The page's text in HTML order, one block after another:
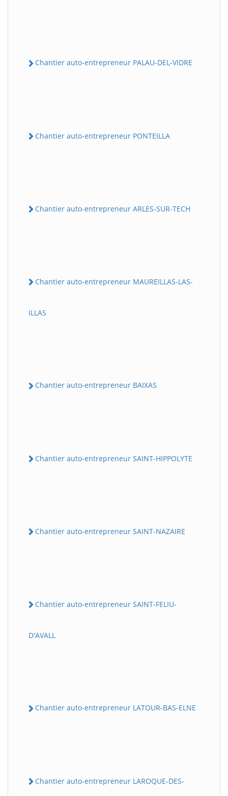
Chantier auto-entrepreneur PALAU-DEL-VIDRE
Chantier auto-entrepreneur PONTEILLA
Chantier auto-entrepreneur ARLES-SUR-TECH
Chantier auto-entrepreneur MAUREILLAS-LAS-
ILLAS
Chantier auto-entrepreneur BAIXAS
Chantier auto-entrepreneur SAINT-HIPPOLYTE
Chantier auto-entrepreneur SAINT-NAZAIRE
Chantier auto-entrepreneur SAINT-FELIU-
D'AVALL
Chantier auto-entrepreneur LATOUR-BAS-ELNE
Chantier auto-entrepreneur LAROQUE-DES-